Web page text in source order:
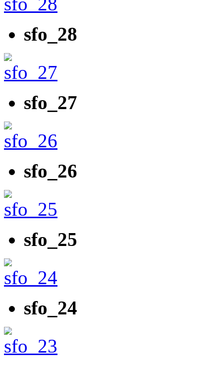
sfo_28
sfo_27
sfo_26
sfo_25
sfo_24